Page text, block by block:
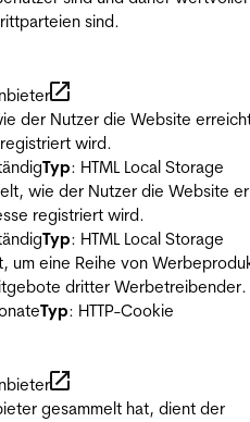
sind.
der Nutzer die Website
wird.
Typ: HTML Local Storage
wie der Nutzer die Website
registriert wird.
Typ: HTML Local Storage
um eine Reihe von
dritter Werbetreibender.
Typ: HTTP-Cookie
gesammelt hat, dient der